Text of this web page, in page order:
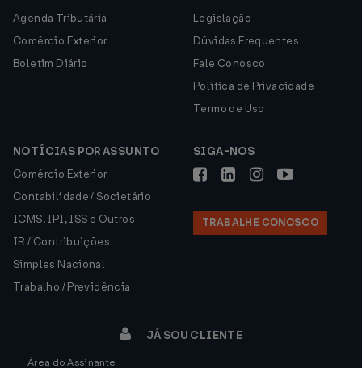
Agenda Tributária
Comércio Exterior
Boletim Diário
Legislação
Dúvidas Frequentes
Fale Conosco
Política de Privacidade
Termo de Uso
NOTÍCIAS POR ASSUNTO
Comércio Exterior
Contabilidade / Societário
ICMS, IPI, ISS e Outros
IR / Contribuições
Simples Nacional
Trabalho / Previdência
SIGA-NOS
TRABALHE CONOSCO
JÁ SOU CLIENTE
Área do Assinante